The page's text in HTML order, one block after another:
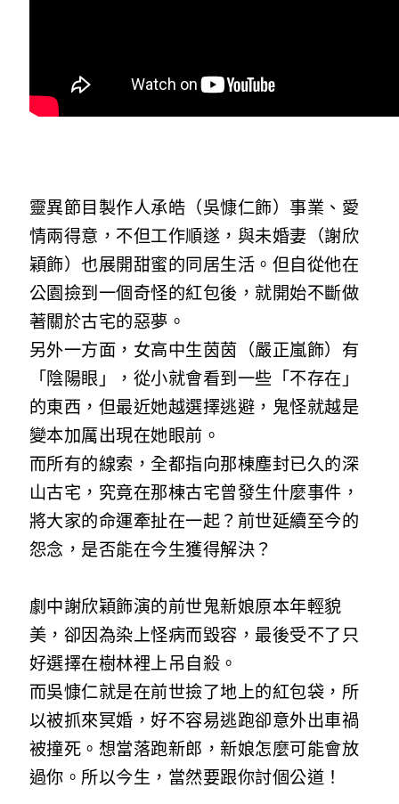
靈異節目製作人承皓（吳慷仁飾）事業、愛
情兩得意，不但工作順遂，與未婚妻（謝欣
穎飾）也展開甜蜜的同居生活。但自從他在
公園撿到一個奇怪的紅包後，就開始不斷做
著關於古宅的惡夢。
另外一方面，女高中生茵茵（嚴正嵐飾）有
「陰陽眼」，從小就會看到一些「不存在」
的東西，但最近她越選擇逃避，鬼怪就越是
變本加厲出現在她眼前。
而所有的線索，全都指向那棟塵封已久的深
山古宅，究竟在那棟古宅曾發生什麼事件，
將大家的命運牽扯在一起？前世延續至今的
怨念，是否能在今生獲得解決？
劇中謝欣穎飾演的前世鬼新娘原本年輕貌
美，卻因為染上怪病而毀容，最後受不了只
好選擇在樹林裡上吊自殺。
而吳慷仁就是在前世撿了地上的紅包袋，所
以被抓來冥婚，好不容易逃跑卻意外出車禍
被撞死。想當落跑新郎，新娘怎麼可能會放
過你。所以今生，當然要跟你討個公道！